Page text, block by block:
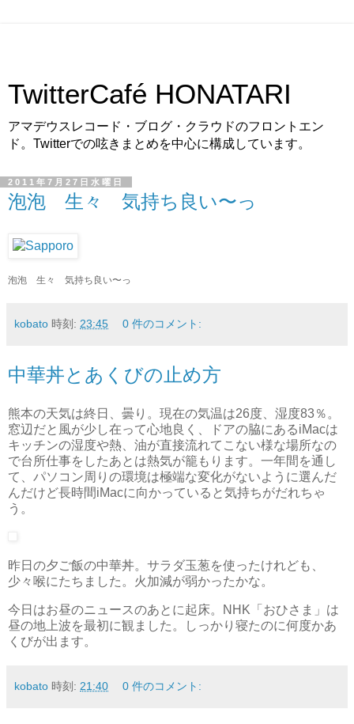
TwitterCafé HONATARI
アマデウスレコード・ブログ・クラウドのフロントエン
ド。Twitterでの呟きまとめを中心に構成しています。
2011年7月27日水曜日
泡泡 生々 気持ち良い〜っ
泡泡 生々 気持ち良い〜っ
kobato 時刻: 23:45 0 件のコメント:
中華丼とあくびの止め方
熊本の天気は終日、曇り。現在の気温は26度、湿度83％。
窓辺だと風が少し在って心地良く、ドアの脇にあるiMacは
キッチンの湿度や熱、油が直接流れてこない様な場所なの
で台所仕事をしたあとは熱気が籠もります。一年間を通し
て、パソコン周りの環境は極端な変化がないように選んだ
んだけど長時間iMacに向かっていると気持ちがだれちゃ
う。
昨日の夕ご飯の中華丼。サラダ玉葱を使ったけれども、
少々喉にたちました。火加減が弱かったかな。
今日はお昼のニュースのあとに起床。NHK「おひさま」は
昼の地上波を最初に観ました。しっかり寝たのに何度かあ
くびが出ます。
kobato 時刻: 21:40 0 件のコメント: